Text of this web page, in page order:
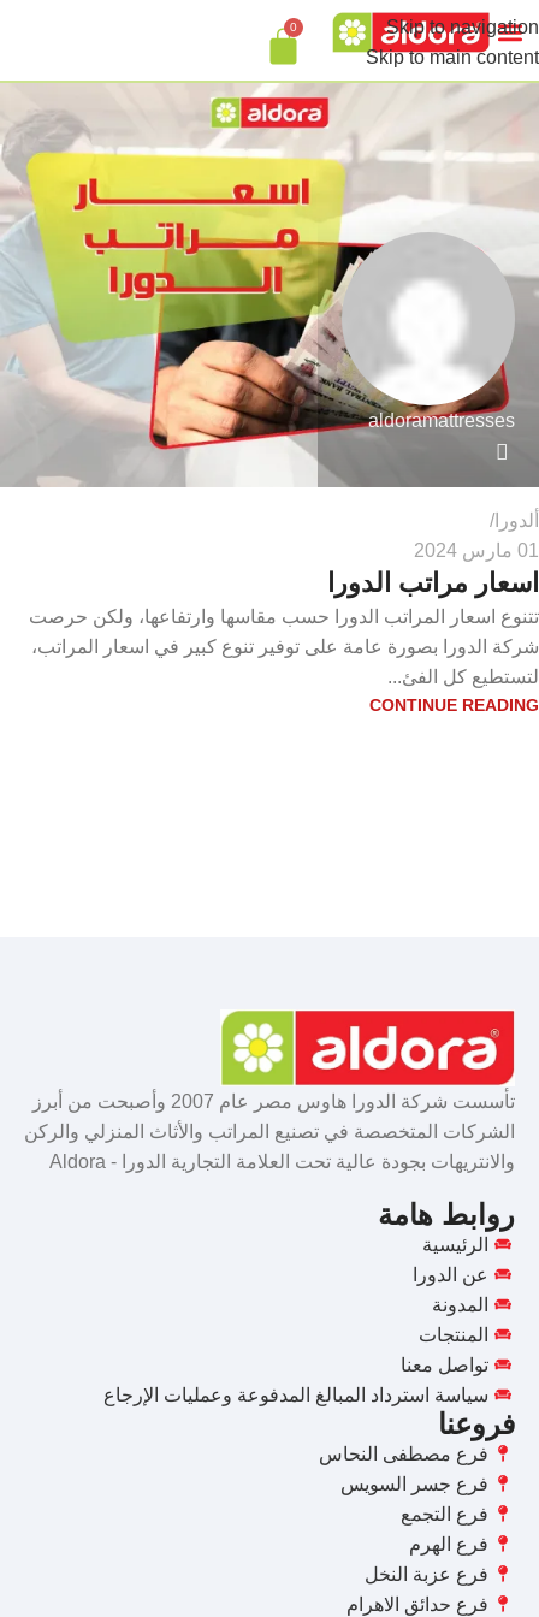
Skip to navigation
Skip to main content
0
aldoramattresses
ألدورا
01 مارس 2024
اسعار مراتب الدورا
تتنوع اسعار المراتب الدورا حسب مقاسها وارتفاعها، ولكن حرصت
شركة الدورا بصورة عامة على توفير تنوع كبير في اسعار المراتب،
لتستطيع كل الفئ...
CONTINUE READING
تأسست شركة الدورا هاوس مصر عام 2007 وأصبحت من أبرز
الشركات المتخصصة في تصنيع المراتب والأثاث المنزلي والركن
والانتريهات بجودة عالية تحت العلامة التجارية الدورا - Aldora
روابط هامة
الرئيسية
عن الدورا
المدونة
المنتجات
تواصل معنا
سياسة استرداد المبالغ المدفوعة وعمليات الإرجاع
فروعنا
فرع مصطفى النحاس
فرع جسر السويس
فرع التجمع
فرع الهرم
فرع عزبة النخل
فرع حدائق الاهرام